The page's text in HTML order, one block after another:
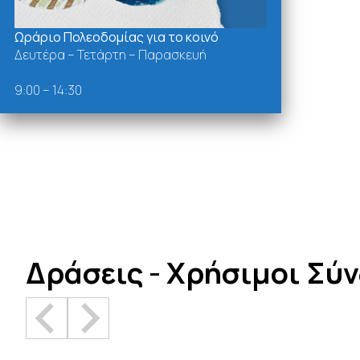
Δράσεις - Χρήσιμοι
Ωράριο Πολεοδομίας για το κοινό
Δευτέρα – Τετάρτη – Παρασκευή
9:00 – 14:30